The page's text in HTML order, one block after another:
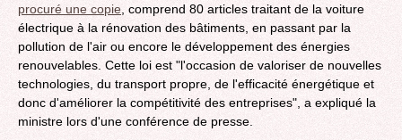
procuré une copie , comprend 80 articles traitant de la voiture
électrique à la rénovation des bâtiments, en passant par la
pollution de l'air ou encore le développement des énergies
renouvelables. Cette loi est "l'occasion de valoriser de nouvelles
technologies, du transport propre, de l'efficacité énergétique et
donc d'améliorer la compétitivité des entreprises", a expliqué la
ministre lors d'une conférence de presse.